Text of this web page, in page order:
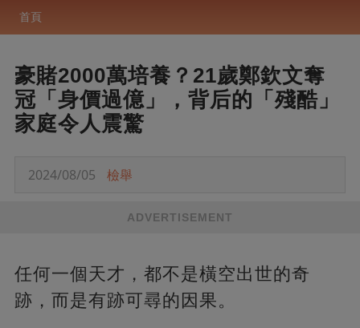
首頁
豪賭2000萬培養？21歲鄭欽文奪
冠「身價過億」，背后的「殘酷」
家庭令人震驚
2024/08/05 檢舉
ADVERTISEMENT
任何一個天才，都不是橫空出世的奇
跡，而是有跡可尋的因果。